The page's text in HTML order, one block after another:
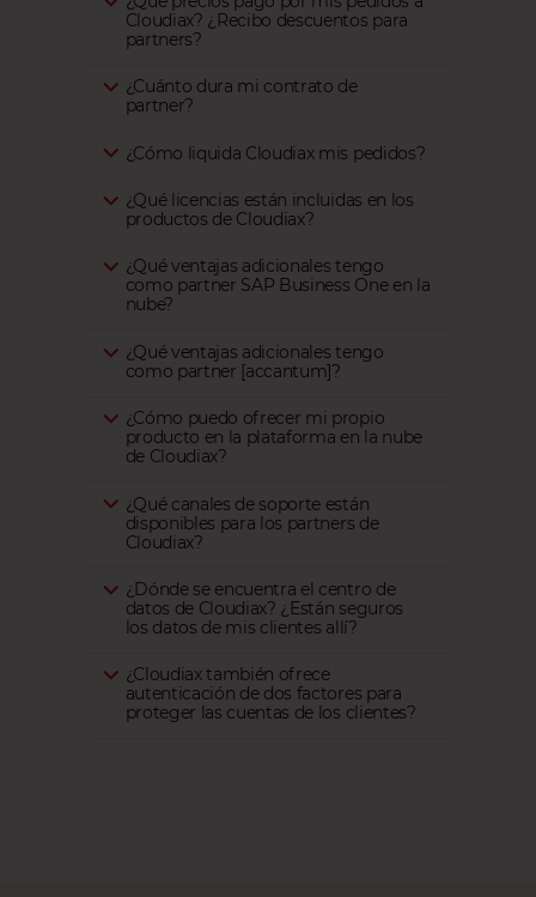
Cloudiax? ¿Recibo descuentos para
partners?
¿Cuánto dura mi contrato de
partner?
¿Cómo liquida Cloudiax mis pedidos?
¿Qué licencias están incluidas en los
productos de Cloudiax?
¿Qué ventajas adicionales tengo
como partner SAP Business One en la
nube?
¿Qué ventajas adicionales tengo
como partner [accantum]?
¿Cómo puedo ofrecer mi propio
producto en la plataforma en la nube
de Cloudiax?
¿Qué canales de soporte están
disponibles para los partners de
Cloudiax?
¿Dónde se encuentra el centro de
datos de Cloudiax? ¿Están seguros
los datos de mis clientes allí?
¿Cloudiax también ofrece
autenticación de dos factores para
proteger las cuentas de los clientes?